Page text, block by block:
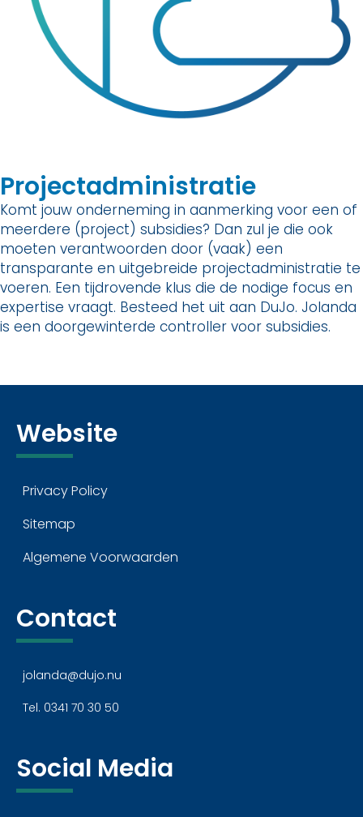
Projectadministratie
Komt jouw onderneming in aanmerking voor een of
meerdere (project) subsidies? Dan zul je die ook
moeten verantwoorden door (vaak) een
transparante en uitgebreide projectadministratie te
voeren. Een tijdrovende klus die de nodige focus en
expertise vraagt. Besteed het uit aan DuJo. Jolanda
is een doorgewinterde controller voor subsidies.
Website
Privacy Policy
Sitemap
Algemene Voorwaarden
Contact
jolanda@dujo.nu
Tel. 0341 70 30 50
Social Media